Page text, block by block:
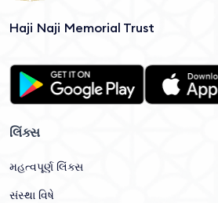
Haji Naji Memorial Trust
લિંક્સ
મહત્વપૂર્ણ લિંક્સ
સંસ્થા વિષે